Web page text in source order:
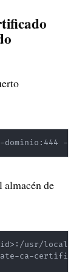
-
de
usr/
ca-